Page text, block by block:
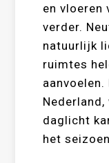
en
verder.
natuurlijk
ruimtes
daglicht
het